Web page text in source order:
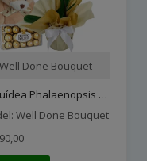
Well Done Bouquet
Orquídea Phalaenopsis Bra..
Well Done Bouquet